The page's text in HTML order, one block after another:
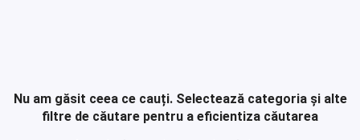
Nu am găsit ceea ce cauți. Selectează categoria și alte
filtre de căutare pentru a eficientiza căutarea